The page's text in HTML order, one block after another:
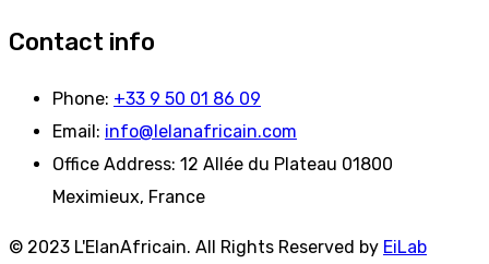
Contact info
Phone: +33 9 50 01 86 09
Email: info@lelanafricain.com
Office Address: 12 Allée du Plateau 01800
Meximieux, France
© 2023 L'ElanAfricain. All Rights Reserved by EiLab